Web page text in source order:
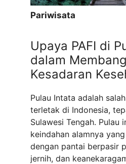
Pariwisata
Upaya PAFI di
dalam
Kesadaran
Pulau Intata adalah
terletak di Indonesia,
Sulawesi Tengah. Pulau
keindahan alamnya
dengan pantai berpasir
jernih, dan